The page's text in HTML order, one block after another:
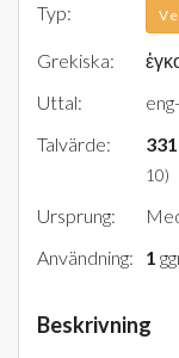
Typ:
Grekiska:
Uttal:
Talvärde:
331
10)
Ursprung:
Användning:
1
Beskrivning